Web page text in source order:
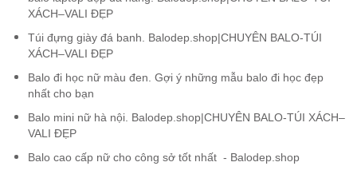
XÁCH–VALI ĐẸP
Túi đựng giày đá banh. Balodep.shop|CHUYÊN BALO-TÚI
XÁCH–VALI ĐẸP
Balo đi học nữ màu đen. Gợi ý những mẫu balo đi học đẹp
nhất cho bạn
Balo mini nữ hà nội. Balodep.shop|CHUYÊN BALO-TÚI XÁCH–
VALI ĐẸP
Balo cao cấp nữ cho công sở tốt nhất - Balodep.shop